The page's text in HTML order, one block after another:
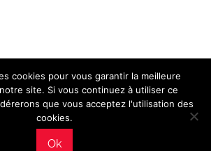
Donovan by ThemeZee.
cookies pour vous garantir la meilleure
site. Si vous continuez à utiliser ce
que vous acceptez l'utilisation des
cookies.
Ok